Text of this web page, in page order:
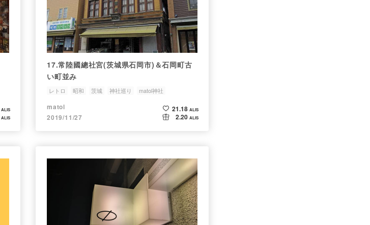
ALIS
ALIS
17.常陸國總社宮(茨城県石岡市)＆石岡町古
い町並み
レトロ 昭和 茨城 神社巡り matol神社
matol
2019/11/27
21.18 ALIS
2.20 ALIS